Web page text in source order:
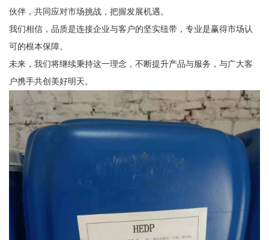
伙伴，共同应对市场挑战，把握发展机遇。
我们相信，品质是连接企业与客户的坚实纽带，专业是赢得市场认
可的根本保障。
未来，我们将继续秉持这一理念，不断提升产品与服务，与广大客
户携手共创美好明天。